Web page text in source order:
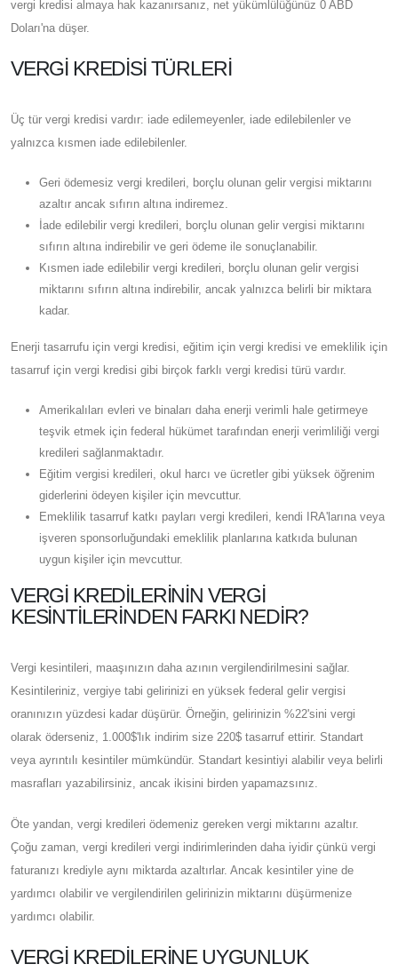
vergi kredisi almaya hak kazanırsanız, net yükümlülüğünüz 0 ABD
Doları'na düşer.
VERGI KREDISI TÜRLERI
Üç tür vergi kredisi vardır: iade edilemeyenler, iade edilebilenler ve
yalnızca kısmen iade edilebilenler.
Geri ödemesiz vergi kredileri, borçlu olunan gelir vergisi miktarını
azaltır ancak sıfırın altına indiremez.
İade edilebilir vergi kredileri, borçlu olunan gelir vergisi miktarını
sıfırın altına indirebilir ve geri ödeme ile sonuçlanabilir.
Kısmen iade edilebilir vergi kredileri, borçlu olunan gelir vergisi
miktarını sıfırın altına indirebilir, ancak yalnızca belirli bir miktara
kadar.
Enerji tasarrufu için vergi kredisi, eğitim için vergi kredisi ve emeklilik için
tasarruf için vergi kredisi gibi birçok farklı vergi kredisi türü vardır.
Amerikalıları evleri ve binaları daha enerji verimli hale getirmeye
teşvik etmek için federal hükümet tarafından enerji verimliliği vergi
kredileri sağlanmaktadır.
Eğitim vergisi kredileri, okul harcı ve ücretler gibi yüksek öğrenim
giderlerini ödeyen kişiler için mevcuttur.
Emeklilik tasarruf katkı payları vergi kredileri, kendi IRA'larına veya
işveren sponsorluğundaki emeklilik planlarına katkıda bulunan
uygun kişiler için mevcuttur.
VERGI KREDILERININ VERGI
KESINTILERINDEN FARKI NEDIR?
Vergi kesintileri, maaşınızın daha azının vergilendirilmesini sağlar.
Kesintileriniz, vergiye tabi gelirinizi en yüksek federal gelir vergisi
oranınızın yüzdesi kadar düşürür. Örneğin, gelirinizin %22'sini vergi
olarak öderseniz, 1.000$'lık indirim size 220$ tasarruf ettirir. Standart
veya ayrıntılı kesintiler mümkündür. Standart kesintiyi alabilir veya belirli
masrafları yazabilirsiniz, ancak ikisini birden yapamazsınız.
Öte yandan, vergi kredileri ödemeniz gereken vergi miktarını azaltır.
Çoğu zaman, vergi kredileri vergi indirimlerinden daha iyidir çünkü vergi
faturanızı krediyle aynı miktarda azaltırlar. Ancak kesintiler yine de
yardımcı olabilir ve vergilendirilen gelirinizin miktarını düşürmenize
yardımcı olabilir.
VERGI KREDILERINE UYGUNLUK